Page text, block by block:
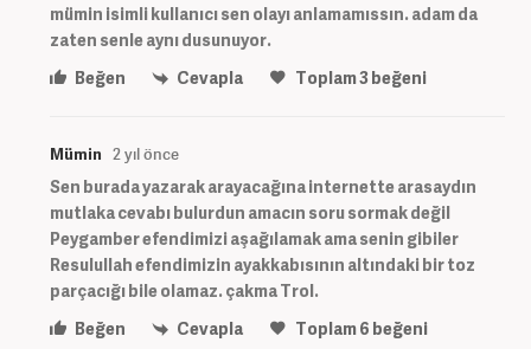
mümin isimli kullanıcı sen olayı anlamamıssın. adam da
zaten senle aynı dusunuyor.
Beğen
Cevapla Toplam3beğeni
Mümin 2 yıl önce
Sen burada yazarak arayacağına internette arasaydın
mutlaka cevabı bulurdun amacın soru sormak değil
Peygamber efendimizi aşağılamak ama senin gibiler
Resulullah efendimizin ayakkabısının altındaki bir toz
parçacığı bile olamaz. çakma Trol.
Beğen
Cevapla Toplam6 beğeni